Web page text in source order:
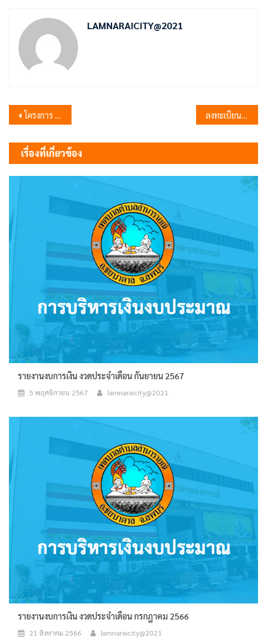
LAMNARAICITY@2021
แนะแนว
เรื่อง
โครงการ “อบรมทักษะกีฬาขั้นพื้นฐาน” ประจำปี 2567 ลงทะเบียน “บัตรประชาชนใบเดียวรักษาทุกที่”
เรื่องที่เกี่ยวข้อง
รายงานงบการเงิน งวดประจำเดือน กันยายน 2567
5 พฤศจิกายน 2567 lamnaraicity@2021
รายงานงบการเงิน งวดประจำเดือน กรกฎาคม 2566
21 สิงหาคม 2566 lamnaraicity@2021